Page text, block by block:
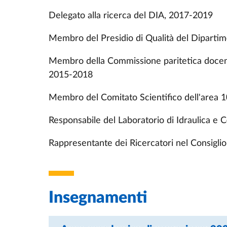
l’Università di Santander, Spain.
Generazione di onde di gravità;
Doppler, misure di concentrazione di
reologia dei debris-flow; fenomeni di
Beneficiario del "Fondo per le attività base
2017.
Delegato alla ricerca del DIA, 2017-2019
Membro del Presidio di Qualità del
Membro della Commissione paritetica
2015-2018
Membro del Comitato Scientifico dell'area
Responsabile del Laboratorio di Idraulica e
Rappresentante dei Ricercatori nel
Insegnamenti